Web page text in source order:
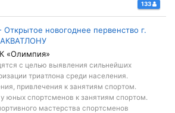
133
Открытое новогоднее первенство г.
«Олимпия»
с целью выявления сильнейших
триатлона среди населения.
привлечения к занятиям спортом.
юных спортсменов к занятиям спортом.
мастерства спортсменов